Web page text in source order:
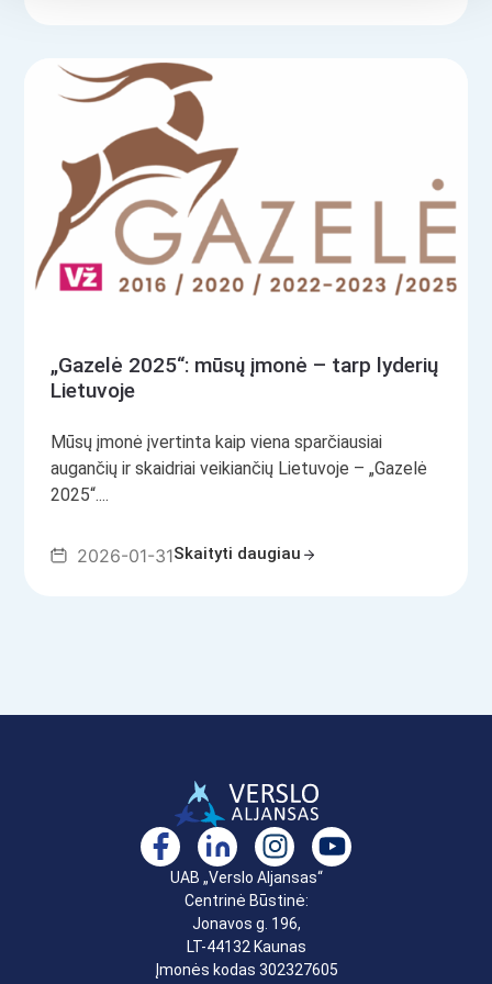
„Gazelė 2025“: mūsų įmonė – tarp lyderių
Lietuvoje
Mūsų įmonė įvertinta kaip viena sparčiausiai
augančių ir skaidriai veikiančių Lietuvoje – „Gazelė
2025“....
2026-01-31Skaityti daugiau
UAB „Verslo Aljansas“
Centrinė Būstinė:
Jonavos g. 196,
LT-44132 Kaunas
Įmonės kodas 302327605